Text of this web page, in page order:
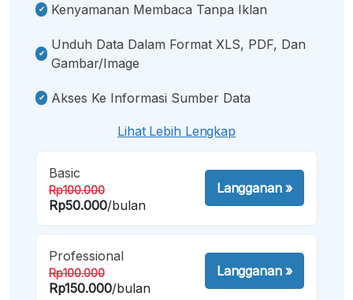
Kenyamanan Membaca Tanpa Iklan
Unduh Data Dalam Format XLS, PDF, Dan
Gambar/image
Akses Ke Informasi Sumber Data
Lihat Lebih Lengkap
Basic
Rp100.000
Rp50.000/bulan
Langganan»
Professional
Rp100.000
Rp150.000/bulan
Langganan»